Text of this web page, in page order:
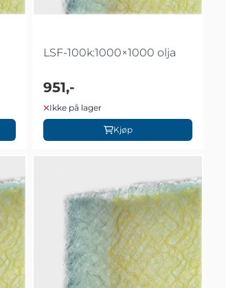
LSF-100k:1000×1000 olja
951,-
Ikke på lager
Kjøp